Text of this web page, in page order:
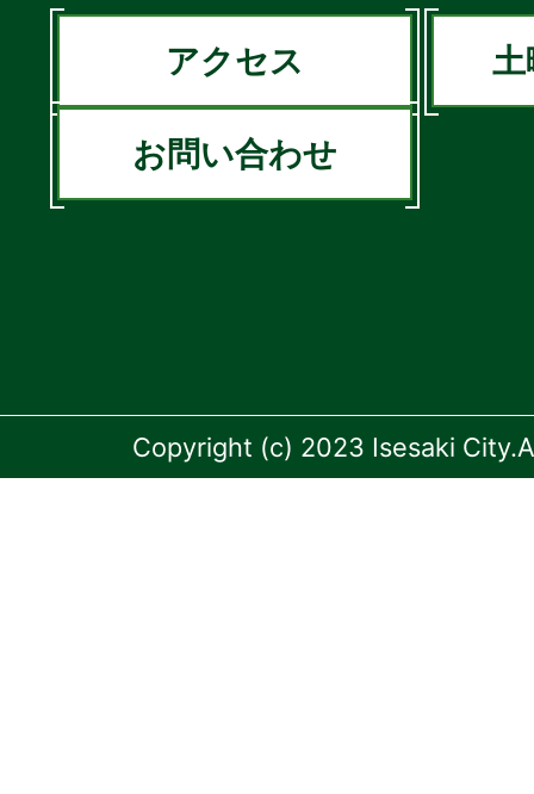
アクセス 土
お問い合わせ
Copyright (c) 2023 Isesaki